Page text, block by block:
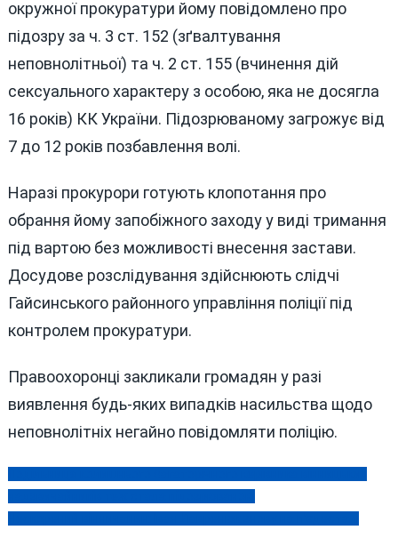
окружної прокуратури йому повідомлено про
підозру за ч. 3 ст. 152 (зґвалтування
неповнолітньої) та ч. 2 ст. 155 (вчинення дій
сексуального характеру з особою, яка не досягла
16 років) КК України. Підозрюваному загрожує від
7 до 12 років позбавлення волі.
Наразі прокурори готують клопотання про
обрання йому запобіжного заходу у виді тримання
під вартою без можливості внесення застави.
Досудове розслідування здійснюють слідчі
Гайсинського районного управління поліції під
контролем прокуратури.
Правоохоронці закликали громадян у разі
виявлення будь-яких випадків насильства щодо
неповнолітніх негайно повідомляти поліцію.
Навігація
записів